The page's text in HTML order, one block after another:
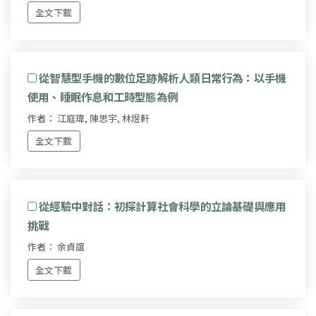
全文下載
從智慧型手機的數位足跡解析人類日常行為：以手機
使用、睡眠作息和工時型態為例
作者： 江庭瑋, 陳思宇, 林煜軒
全文下載
從經驗中對話：初探計算社會科學的立論基礎與應用
挑戰
作者： 余貞誼
全文下載